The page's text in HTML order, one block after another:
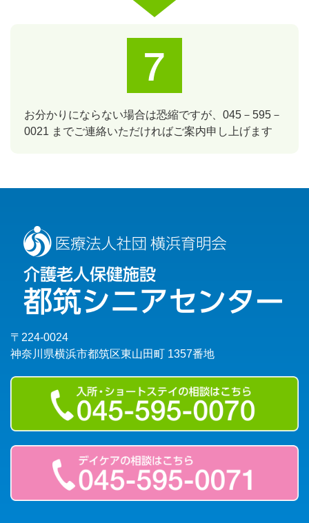
お分かりにならない場合は恐縮ですが、045－595－
0021 までご連絡いただければご案内申し上げます
〒224-0024
神奈川県横浜市都筑区東山田町 1357番地